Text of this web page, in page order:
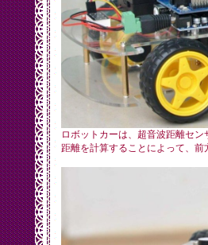
ロボットカーは、超音波距離セ
距離を計算することによって、前